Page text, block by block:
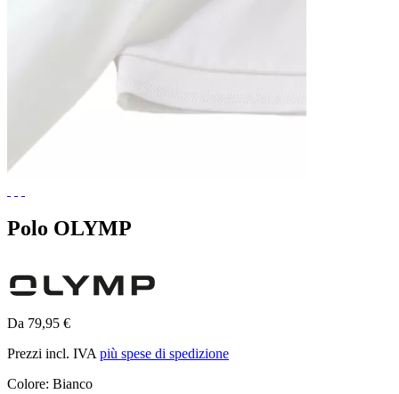
Polo OLYMP
Da 79,95 €
Prezzi incl. IVA più spese di spedizione
Colore: Bianco